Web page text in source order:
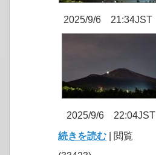
2025/9/6 21:34JST
2025/9/6 22:04JST
続きを読む | 閲覧